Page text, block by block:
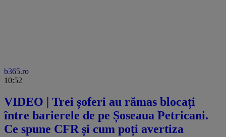
b365.ro
10:52
VIDEO | Trei șoferi au rămas blocați
între barierele de pe Șoseaua Petricani.
Ce spune CFR și cum poți avertiza